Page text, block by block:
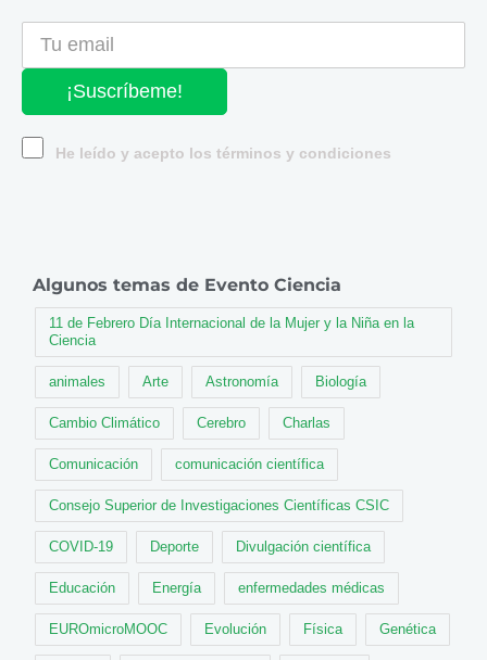
¡Suscríbeme!
He leído y acepto los términos y condiciones
Algunos temas de Evento Ciencia
11 de Febrero Día Internacional de la Mujer y la Niña en la
Ciencia
animales Arte Astronomía Biología
Cambio Climático Cerebro Charlas
Comunicación comunicación científica
Consejo Superior de Investigaciones Científicas CSIC
COVID-19 Deporte Divulgación científica
Educación Energía enfermedades médicas
EUROmicroMOOC Evolución Física Genética